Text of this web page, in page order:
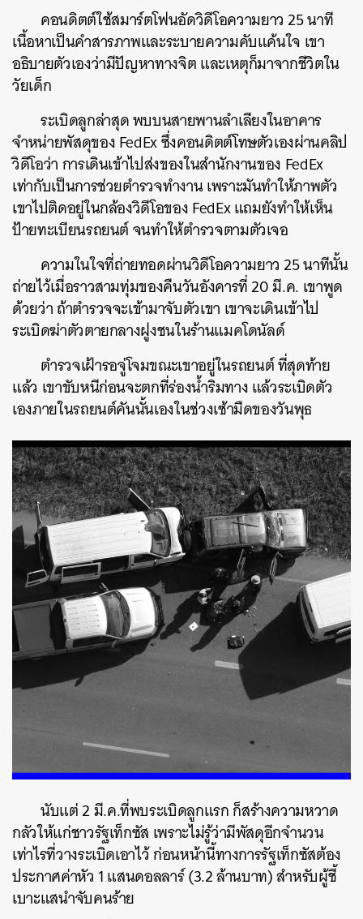
คอนดิตต์ใช้สมาร์ตโฟนอัดวิดีโอความยาว 25 นาที
เนื้อหาเป็นคำสารภาพและระบายความคับแค้นใจ เขา
อธิบายตัวเองว่ามีปัญหาทางจิต และเหตุก็มาจากชีวิตใน
วัยเด็ก
ระเบิดลูกล่าสุด พบบนสายพานลำเลียงในอาคาร
จำหน่ายพัสดุของ FedEx ซึ่งคอนดิตต์โทษตัวเองผ่านคลิป
วิดีโอว่า การเดินเข้าไปส่งของในสำนักงานของ FedEx
เท่ากับเป็นการช่วยตำรวจทำงาน เพราะมันทำให้ภาพตัว
เขาไปติดอยู่ในกล้องวิดีโอของ FedEx แถมยังทำให้เห็น
ป้ายทะเบียนรถยนต์ จนทำให้ตำรวจตามตัวเจอ
ความในใจที่ถ่ายทอดผ่านวิดีโอความยาว 25 นาทีนั้น
ถ่ายไว้เมื่อราวสามทุ่มของคืนวันอังคารที่ 20 มี.ค. เขาพูด
ด้วยว่า ถ้าตำรวจจะเข้ามาจับตัวเขา เขาจะเดินเข้าไป
ระเบิดฆ่าตัวตายกลางฝูงชนในร้านแมคโดนัลด์
ตำรวจเฝ้ารอจู่โจมขณะเขาอยู่ในรถยนต์ ที่สุดท้าย
แล้ว เขาขับหนีก่อนจะตกที่ร่องน้ำริมทาง แล้วระเบิดตัว
เองภายในรถยนต์คันนั้นเองในช่วงเช้ามืดของวันพุธ
นับแต่ 2 มี.ค.ที่พบระเบิดลูกแรก ก็สร้างความหวาด
กลัวให้แก่ชาวรัฐเท็กซัส เพราะไม่รู้ว่ามีพัสดุอีกจำนวน
เท่าไรที่วางระเบิดเอาไว้ ก่อนหน้านี้ทางการรัฐเท็กซัสต้อง
ประกาศค่าหัว 1 แสนดอลลาร์ (3.2 ล้านบาท) สำหรับผู้ชี้
เบาะแสนำจับคนร้าย